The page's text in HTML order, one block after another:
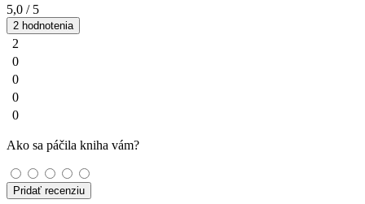
5,0 / 5
2 hodnotenia
2
0
0
0
0
Ako sa páčila kniha vám?
Pridať recenziu